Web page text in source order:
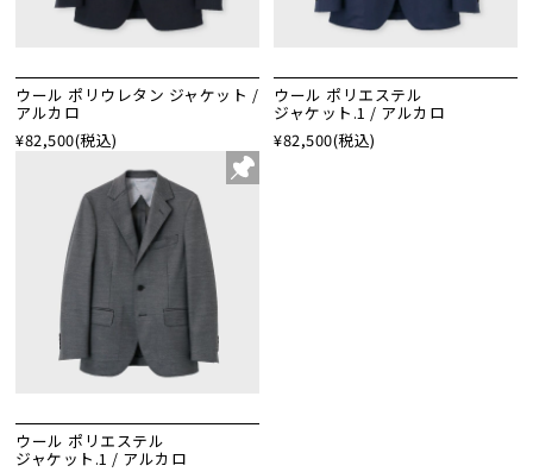
ウール ポリウレタン ジャケット /
アルカロ
¥82,500(税込)
ウール ポリエステル
ジャケット.1 / アルカロ
¥82,500(税込)
ウール ポリエステル
ジャケット.1 / アルカロ